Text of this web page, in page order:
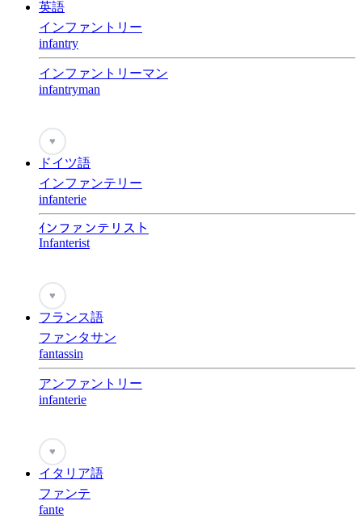
英語
インファントリー
infantry
インファントリーマン
infantryman
♥
ドイツ語
インファンテリー
infanterie
ｲンファンテリスト
Infanterist
♥
フランス語
ファンタサン
fantassin
アンファントリー
infanterie
♥
イタリア語
ファンテ
fante